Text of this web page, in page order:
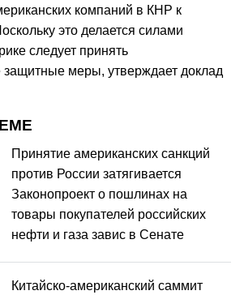
компаний в КНР к
это делается силами
следует принять
защитные меры, утверждает доклад
Принятие американских санкций
против России затягивается
Законопроект о пошлинах на
товары покупателей российских
нефти и газа завис в Сенате
Китайско-американский саммит